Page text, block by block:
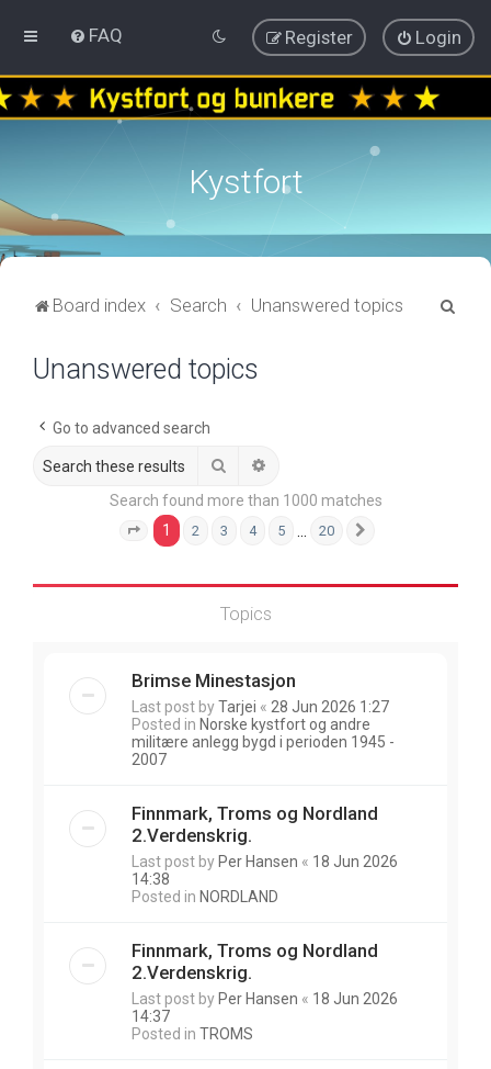
FAQ Login
Register
Kystfort
Board index Search Unanswered topics
Unanswered topics
Go to advanced search
Search
Search found more than 1000 matches
Page 1 of 20
1 2 3 4 5 20
Topics
Brimse Minestasjon
Last post byTarjei « 28 Jun 2026 1:27
Posted in Norske kystfort og andre
militære anlegg bygd i perioden 1945 -
2007
Finnmark, Troms og Nordland
2.Verdenskrig.
Last post by Per Hansen « 18 Jun 2026
14:38
Posted in NORDLAND
Finnmark, Troms og Nordland
2.Verdenskrig.
Last post by Per Hansen « 18 Jun 2026
14:37
Posted in TROMS